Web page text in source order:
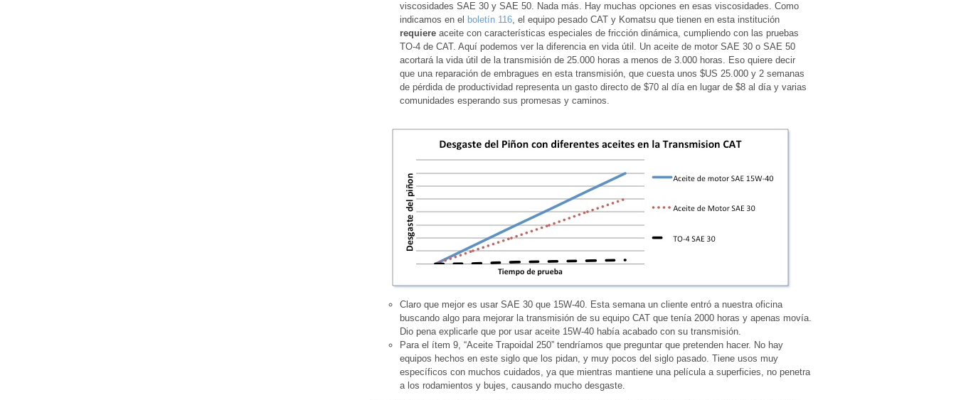
viscosidades SAE 30 y SAE 50. Nada más. Hay muchas opciones en esas viscosidades. Como
indicamos en el boletín 116, el equipo pesado CAT y Komatsu que tienen en esta institución
requiere aceite con características especiales de fricción dinámica, cumpliendo con las pruebas
TO-4 de CAT. Aquí podemos ver la diferencia en vida útil. Un aceite de motor SAE 30 o SAE 50
acortará la vida útil de la transmisión de 25.000 horas a menos de 3.000 horas. Eso quiere decir
que una reparación de embragues en esta transmisión, que cuesta unos $US 25.000 y 2 semanas
de pérdida de productividad representa un gasto directo de $70 al día en lugar de $8 al día y varias
comunidades esperando sus promesas y caminos.
Claro que mejor es usar SAE 30 que 15W-40. Esta semana un cliente entró a nuestra oficina
buscando algo para mejorar la transmisión de su equipo CAT que tenía 2000 horas y apenas movía.
Dio pena explicarle que por usar aceite 15W-40 había acabado con su transmisión.
Para el ítem 9, “Aceite Trapoidal 250” tendríamos que preguntar que pretenden hacer. No hay
equipos hechos en este siglo que los pidan, y muy pocos del siglo pasado. Tiene usos muy
específicos con muchos cuidados, ya que mientras mantiene una película a superficies, no penetra
a los rodamientos y bujes, causando mucho desgaste.